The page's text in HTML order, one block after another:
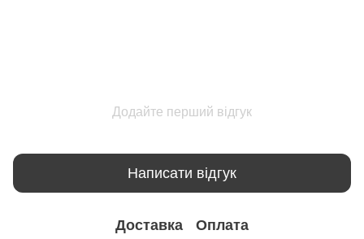
Додайте перший відгук
Написати відгук
Доставка Оплата